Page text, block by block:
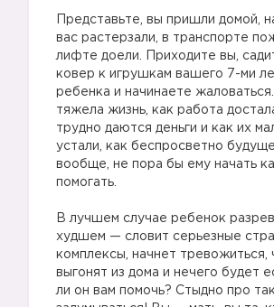
Представьте, вы пришли домой,
вас растерзали, в транспорте
лифте доели. Приходите вы,
ковер к игрушкам вашего 7-ми
ребенка и начинаете
тяжела жизнь, как работа
трудно даются деньги и как их
устали, как беспросветно
вообще, не пора бы ему начать
помогать.
В лучшем случае ребенок
худшем — словит серьезные
комплексы, начнет тревожиться,
выгонят из дома и нечего будет
ли он вам помочь? Стыдно про